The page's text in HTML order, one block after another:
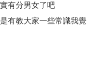
有分男女了吧
有教大家一些常識我覺